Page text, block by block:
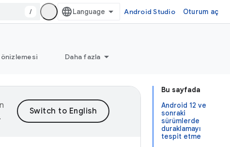
/ Android Studio Oturum aç
Daha fazla
Bu sayfada
Android 12 ve
sonraki
sürümlerde
duraklamayı
tespit etme